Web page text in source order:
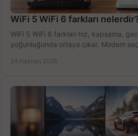
WiFi 5 WiFi 6 farkları
WiFi 5 WiFi 6 farkları hız, kapsama,
yoğunluğunda ortaya çıkar. Modem
24 Haziran 2026